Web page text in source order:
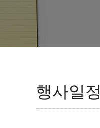
행사일정